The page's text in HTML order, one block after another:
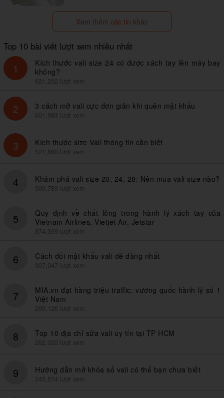
Xem thêm các tin khác
Top 10 bài viết lượt xem nhiều nhất
1
Kích thước vali size 24 có được xách tay lên máy bay
không?
621,292 lượt xem
2 3 cách mở vali cực đơn giản khi quên mật khẩu
601,983 lượt xem
3 Kích thước size Vali thông tin cần biết
521,880 lượt xem
4 Khám phá vali size 20, 24, 28: Nên mua vali size nào?
500,789 lượt xem
5
Quy định về chất lỏng trong hành lý xách tay của
Vietnam Airlines, Vietjet Air, Jetstar
374,399 lượt xem
6 Cách đổi mật khẩu vali dễ dàng nhất
307,947 lượt xem
7
MIA.vn đạt hàng triệu traffic: vương quốc hành lý số 1
Việt Nam
299,126 lượt xem
8 Top 10 địa chỉ sửa vali uy tín tại TP HCM
262,020 lượt xem
9 Hướng dẫn mở khóa số vali có thể bạn chưa biết
245,574 lượt xem